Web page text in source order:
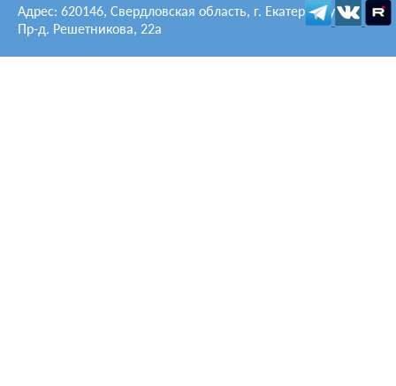
Адрес: 620146, Свердловская область, г. Екатеринбург,
Пр-д. Решетникова, 22а